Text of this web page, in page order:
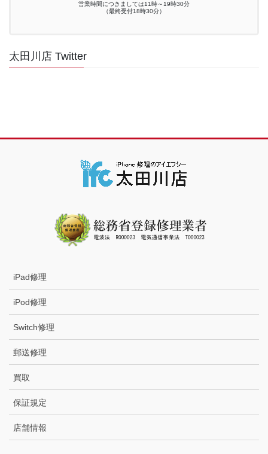
営業時間につきましては11時～19時30分
（最終受付18時30分）
太田川店 Twitter
iPad修理
iPod修理
Switch修理
郵送修理
買取
保証規定
店舗情報